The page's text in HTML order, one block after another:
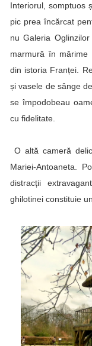
Interiorul, somptuos
pic prea încărcat
nu Galeria
marmură în mărime
din istoria Franței.
și vasele de sânge
se împodobeau
cu fidelitate.
O altă cameră
Mariei-Antoaneta.
distracții
ghilotinei constituie